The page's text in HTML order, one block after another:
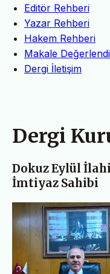
Editör Rehberi
Yazar Rehberi
Hakem Rehberi
Makale
Dergi İletişim
Dergi
Dokuz Eylül
İmtiyaz Sahibi